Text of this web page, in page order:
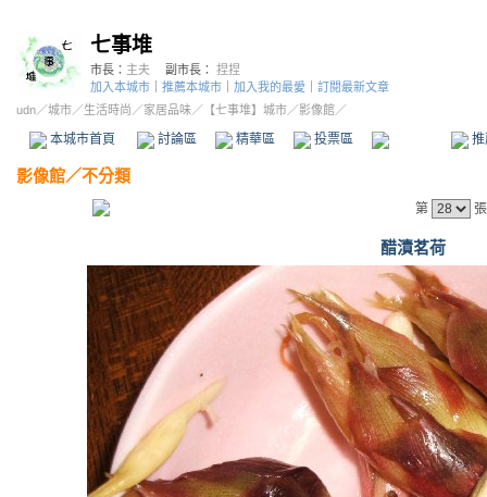
七事堆
市長： 主夫 副市長： 捏捏
加入本城市
推薦本城市 加入我的最愛
訂閱最新文章
udn／城市／生活時尚 ／家居品味／ 【七事堆】城市／影像館／
本城市首頁 討論區 精華區 投票區 影像館
影像館／不分類
第
醋漬茗荷